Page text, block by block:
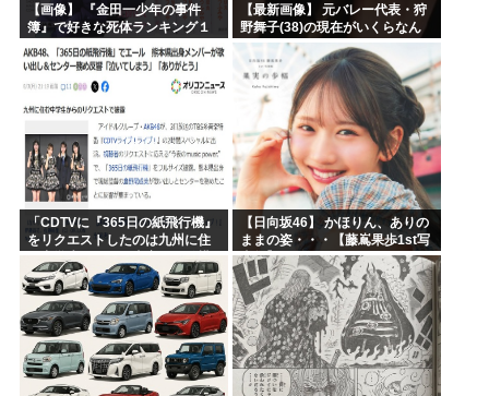
【画像】 『金田一少年の事件
簿』で好きな死体ランキング１
位がこちら！
【最新画像】 元バレー代表・狩
野舞子(38)の現在がいくらなん
でも即ハボすぎる！
「CDTVに『365日の紙飛行機』
をリクエストしたのは九州に住
む中学生」←この事実って結構
デカいよな【AKB48】
【日向坂46】 かほりん、ありの
ままの姿・・・【藤嶌果歩1st写
真集】